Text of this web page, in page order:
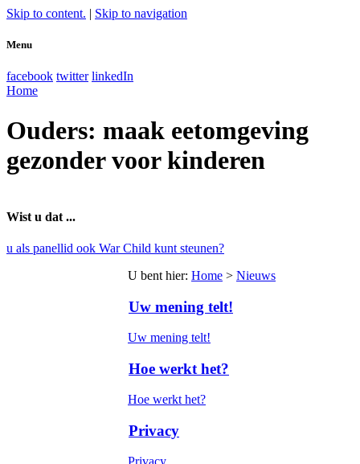
Skip to content. | Skip to navigation
Menu
facebook twitter linkedIn
Home
Ouders: maak eetomgeving
gezonder voor kinderen
Wist u dat ...
u als panellid ook War Child kunt steunen?
U bent hier: Home > Nieuws
Uw mening telt!
Uw mening telt!
Hoe werkt het?
Hoe werkt het?
Privacy